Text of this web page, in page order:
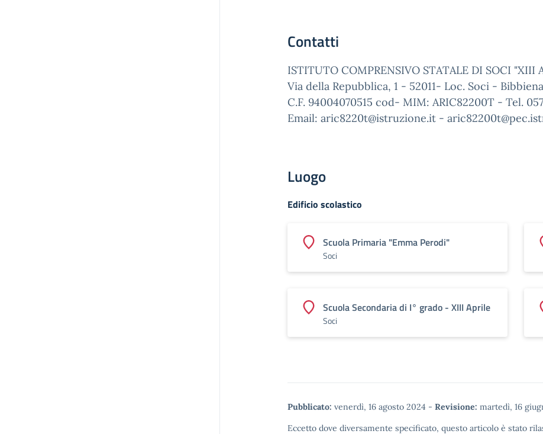
Contatti
ISTITUTO COMPRENSIVO STATALE DI SOCI "XIII
Via della Repubblica, 1 - 52011- Loc. Soci -
C.F. 94004070515 cod- MIM: ARIC82200T - Tel.
Email: aric8220t@istruzione.it -
Luogo
Edificio scolastico
Scuola Primaria "Emma Perodi"
Soci
Scuola Secondaria di I° grado - XIII Aprile
Soci
Pubblicato: venerdì, 16 agosto 2024 - Revisione: martedì, 16
Eccetto dove diversamente specificato, questo articolo è stato